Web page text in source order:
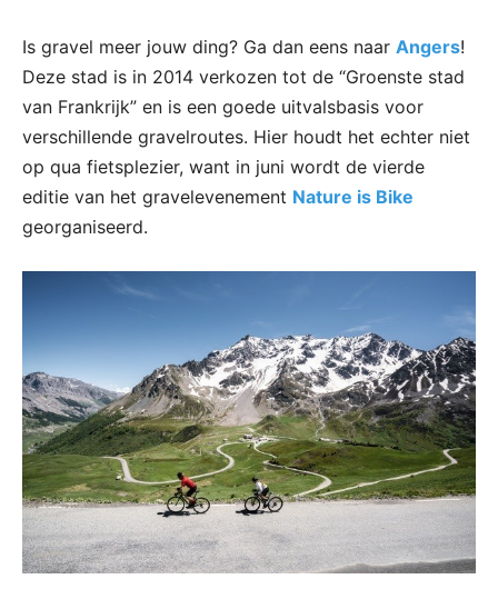
Is gravel meer jouw ding? Ga dan eens naar Angers!
Deze stad is in 2014 verkozen tot de “Groenste stad
van Frankrijk” en is een goede uitvalsbasis voor
verschillende gravelroutes. Hier houdt het echter niet
op qua fietsplezier, want in juni wordt de vierde
editie van het gravelevenement Nature is Bike
georganiseerd.